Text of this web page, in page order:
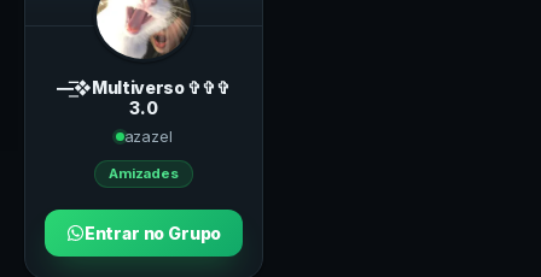
—͟͞͞❖Multiverso ✞✞✞
3.0
azazel
Amizades
Entrar no Grupo